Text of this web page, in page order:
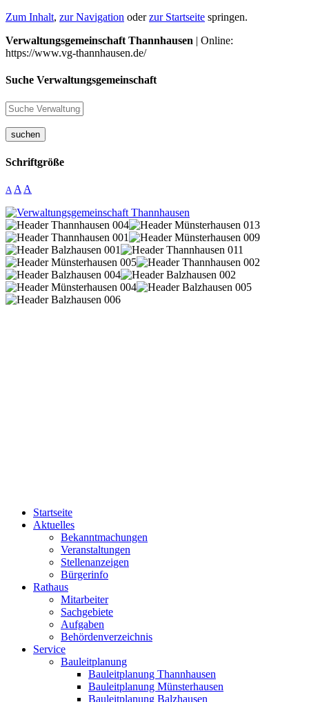
Zum Inhalt, zur Navigation oderzur Startseite springen.
Verwaltungsgemeinschaft Thannhausen | Online:
https://www.vg-thannhausen.de/
Suche Verwaltungsgemeinschaft
suchen
Schriftgröße
A A A
Startseite
Aktuelles
Bekanntmachungen
Veranstaltungen
Stellenanzeigen
Bürgerinfo
Rathaus
Mitarbeiter
Sachgebiete
Aufgaben
Behördenverzeichnis
Service
Bauleitplanung
Bauleitplanung Thannhausen
Bauleitplanung Münsterhausen
Bauleitplanung Balzhausen